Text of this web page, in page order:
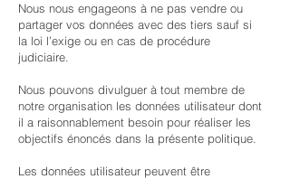
Nous nous engageons à ne pas vendre ou
partager vos données avec des tiers sauf si
la loi l’exige ou en cas de procédure
judiciaire.
Nous pouvons divulguer à tout membre de
notre organisation les données utilisateur dont
il a raisonnablement besoin pour réaliser les
objectifs énoncés dans la présente politique.
Les données utilisateur peuvent être